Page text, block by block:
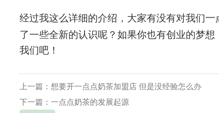
经过我这么详细的介绍，大家有没有对我们一
了一些全新的认识呢？如果你也有创业的梦想
我们吧！
上一篇：想要开一点点奶茶加盟店 但是没经验怎么办
下一篇：一点点奶茶的发展起源